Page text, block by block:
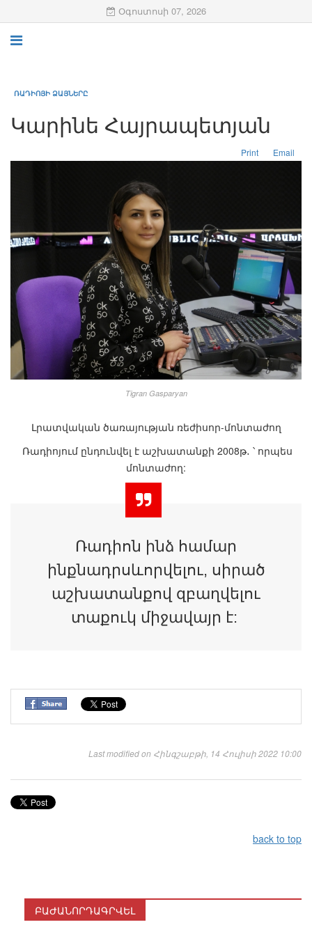
Օգոստոսի 07, 2026
ՌԱԴԻՈՅԻ ՁԱՅՆԵՐԸ
Կարինե Հայրապետյան
Print Email
Tigran Gasparyan
Լրատվական ծառայության ռեժիսոր-մոնտաժող
Ռադիոյում ընդունվել է աշխատանքի 2008թ․ ՝ որպես
մոնտաժող:
Ռադիոն ինձ համար
ինքնադրսևորվելու, սիրած
աշխատանքով զբաղվելու
տաքուկ միջավայր է:
Last modified on Հինգշաբթի, 14 Հուլիսի 2022 10:00
back to top
ԲԱԺԱՆՈՐԴԱԳՐՎԵԼ